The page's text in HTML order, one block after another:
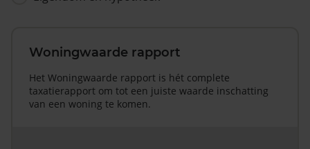
Woningwaarde rapport
Het Woningwaarde rapport is hét complete
taxatierapport om tot een juiste waarde inschatting
van een woning te komen.